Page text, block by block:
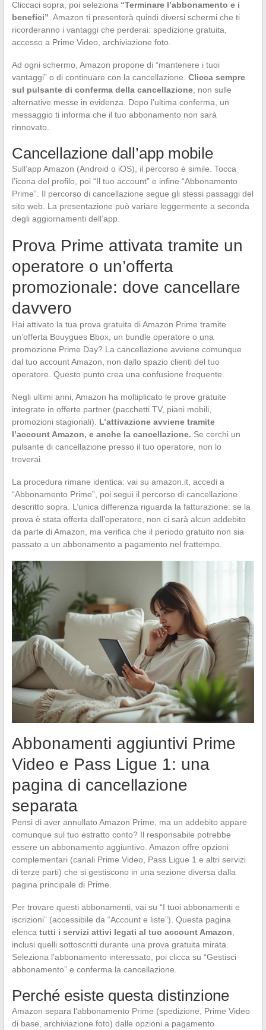
Cliccaci sopra, poi seleziona “Terminare l’abbonamento e i
benefici”. Amazon ti presenterà quindi diversi schermi che ti
ricorderanno i vantaggi che perderai: spedizione gratuita,
accesso a Prime Video, archiviazione foto.
Ad ogni schermo, Amazon propone di “mantenere i tuoi
vantaggi” o di continuare con la cancellazione. Clicca sempre
sul pulsante di conferma della cancellazione, non sulle
alternative messe in evidenza. Dopo l’ultima conferma, un
messaggio ti informa che il tuo abbonamento non sarà
rinnovato.
Cancellazione dall’app mobile
Sull’app Amazon (Android o iOS), il percorso è simile. Tocca
l’icona del profilo, poi “Il tuo account” e infine “Abbonamento
Prime”. Il percorso di cancellazione segue gli stessi passaggi del
sito web. La presentazione può variare leggermente a seconda
degli aggiornamenti dell’app.
Prova Prime attivata tramite un
operatore o un’offerta
promozionale: dove cancellare
davvero
Hai attivato la tua prova gratuita di Amazon Prime tramite
un’offerta Bouygues Bbox, un bundle operatore o una
promozione Prime Day? La cancellazione avviene comunque
dal tuo account Amazon, non dallo spazio clienti del tuo
operatore. Questo punto crea una confusione frequente.
Negli ultimi anni, Amazon ha moltiplicato le prove gratuite
integrate in offerte partner (pacchetti TV, piani mobili,
promozioni stagionali). L’attivazione avviene tramite
l’account Amazon, e anche la cancellazione. Se cerchi un
pulsante di cancellazione presso il tuo operatore, non lo
troverai.
La procedura rimane identica: vai su amazon.it, accedi a
“Abbonamento Prime”, poi segui il percorso di cancellazione
descritto sopra. L’unica differenza riguarda la fatturazione: se la
prova è stata offerta dall’operatore, non ci sarà alcun addebito
da parte di Amazon, ma verifica che il periodo gratuito non sia
passato a un abbonamento a pagamento nel frattempo.
Abbonamenti aggiuntivi Prime
Video e Pass Ligue 1: una
pagina di cancellazione
separata
Pensi di aver annullato Amazon Prime, ma un addebito appare
comunque sul tuo estratto conto? Il responsabile potrebbe
essere un abbonamento aggiuntivo. Amazon offre opzioni
complementari (canali Prime Video, Pass Ligue 1 e altri servizi
di terze parti) che si gestiscono in una sezione diversa dalla
pagina principale di Prime.
Per trovare questi abbonamenti, vai su “I tuoi abbonamenti e
iscrizioni” (accessibile da “Account e liste”). Questa pagina
elenca tutti i servizi attivi legati al tuo account Amazon
inclusi quelli sottoscritti durante una prova gratuita mirata.
Seleziona l’abbonamento interessato, poi clicca su “Gestisci
abbonamento” e conferma la cancellazione.
Perché esiste questa distinzione
Amazon separa l’abbonamento Prime (spedizione, Prime Video
di base, archiviazione foto) dalle opzioni a pagamento